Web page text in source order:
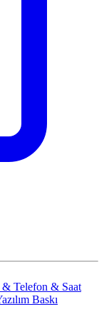
& Telefon & Saat
Baskı